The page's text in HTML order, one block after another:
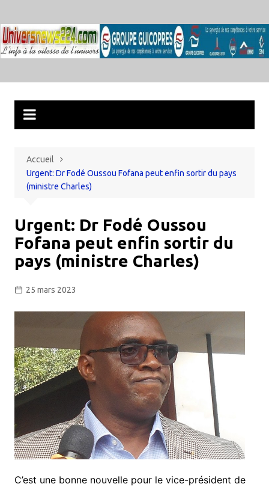
au
contenu
Accueil
Urgent: Dr Fodé Oussou Fofana peut enfin sortir du pays
(ministre Charles)
Urgent: Dr Fodé Oussou
Fofana peut enfin sortir du
pays (ministre Charles)
25 mars 2023
C’est une bonne nouvelle pour le vice-président de